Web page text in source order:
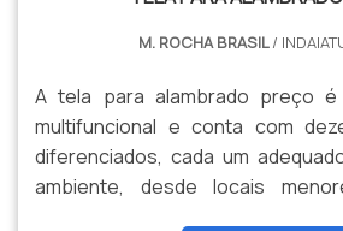
M. ROCHA BRASIL/
A tela para alambrado preço é
multifuncional e conta com
diferenciados, cada um
ambiente, desde locais